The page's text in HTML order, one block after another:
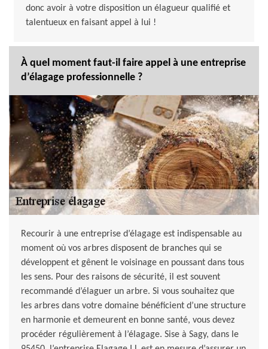
donc avoir à votre disposition un élagueur qualifié et
talentueux en faisant appel à lui !
À quel moment faut-il faire appel à une entreprise
d’élagage professionnelle ?
Recourir à une entreprise d’élagage est indispensable au
moment où vos arbres disposent de branches qui se
développent et gênent le voisinage en poussant dans tous
les sens. Pour des raisons de sécurité, il est souvent
recommandé d’élaguer un arbre. Si vous souhaitez que
les arbres dans votre domaine bénéficient d’une structure
en harmonie et demeurent en bonne santé, vous devez
procéder régulièrement à l’élagage. Sise à Sagy, dans le